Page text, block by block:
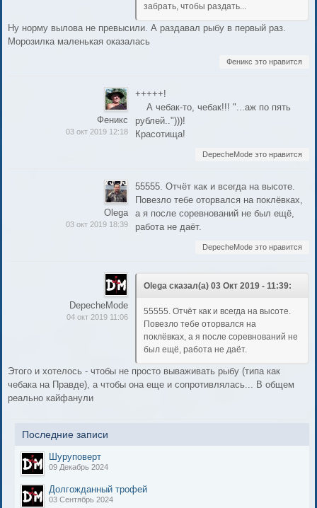
забрать, чтобы раздать...
Ну норму вылова не превысили. А раздавал рыбу в первый раз.
Морозилка маленькая оказалась
Феникс это нравится
Феникс
03 окт 2019 12:18
+++++!
А чебак-то, чебак!!! "...аж по пять
рублей..")))!
Красотища!
DepecheMode это нравится
Olega
03 окт 2019 18:39
55555. Отчёт как и всегда на высоте.
Повезло тебе оторвался на поклёвках,
а я после соревнований не был ещё,
работа не даёт.
DepecheMode это нравится
DepecheMode
04 окт 2019 11:06
Olega сказал(а) 03 Окт 2019 - 11:39:
55555. Отчёт как и всегда на высоте.
Повезло тебе оторвался на
поклёвках, а я после соревнований не
был ещё, работа не даёт.
Этого и хотелось - чтобы не просто вываживать рыбу (типа как
чебака на Правде), а чтобы она еще и сопротивлялась... В общем
реально кайфанули
Последние записи
Шуруповерт
09 Декабрь 2024
Долгожданный трофей
03 Сентябрь 2024